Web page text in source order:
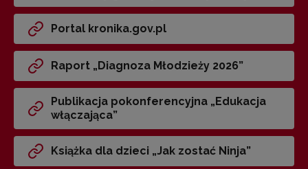
Portal kronika.gov.pl
Raport „Diagnoza Młodzieży 2026”
Publikacja pokonferencyjna „Edukacja
włączająca”
Książka dla dzieci „Jak zostać Ninja”